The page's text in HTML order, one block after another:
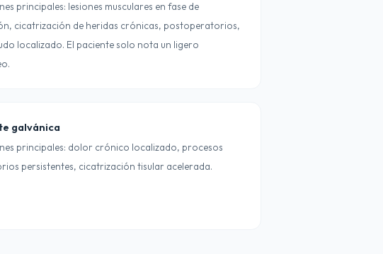
principales: lesiones musculares en fase de
cicatrización de heridas crónicas, postoperatorios,
localizado. El paciente solo nota un ligero
galvánica
principales: dolor crónico localizado, procesos
persistentes, cicatrización tisular acelerada.